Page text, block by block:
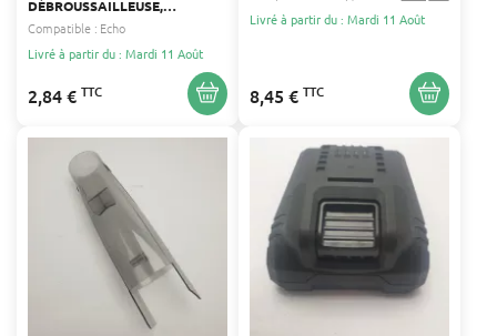
DÉBROUSSAILLEUSE,
SOUFFLEUR, TAILLE-HAIE
ECHO HIFI FILTER SL 1437
Compatible : Echo
Livré à partir du : Mardi 11 Août
2,84 € TTC
Livré à partir du : Mardi 11 Août
8,45 € TTC